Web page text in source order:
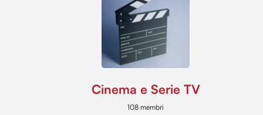
Cinema e Serie TV
108 membri